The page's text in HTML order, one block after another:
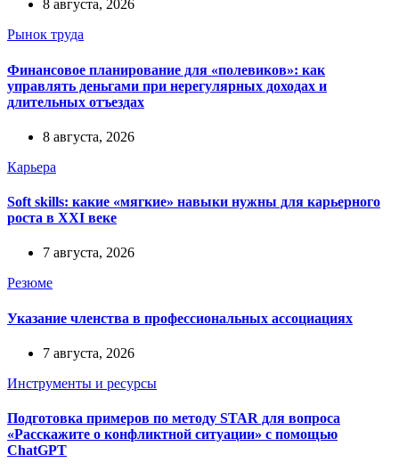
8 августа, 2026
Рынок труда
Финансовое планирование для «полевиков»: как
управлять деньгами при нерегулярных доходах и
длительных отъездах
8 августа, 2026
Карьера
Soft skills: какие «мягкие» навыки нужны для карьерного
роста в XXI веке
7 августа, 2026
Резюме
Указание членства в профессиональных ассоциациях
7 августа, 2026
Инструменты и ресурсы
Подготовка примеров по методу STAR для вопроса
«Расскажите о конфликтной ситуации» с помощью
ChatGPT